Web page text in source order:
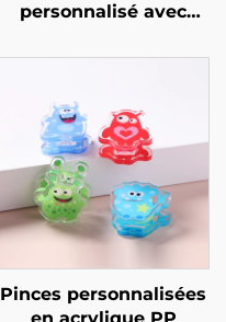
personnalisé avec
Pinces personnalisées